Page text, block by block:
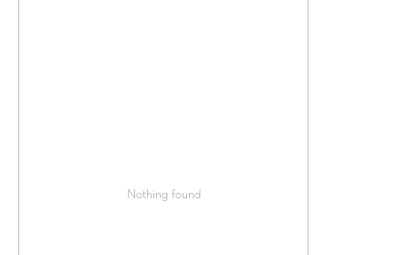
Nothing found